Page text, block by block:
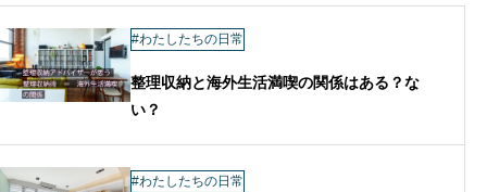
#わたしたちの日常
整理収納と海外生活満喫の関係はある？な
い？
#わたしたちの日常